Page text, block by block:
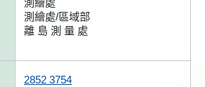
測繪處
測繪處/區域部
離 島 測 量 處
2852 3754